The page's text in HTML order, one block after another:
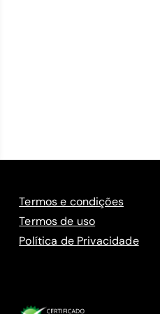
Termos e condições
Termos de uso
Política de Privacidade